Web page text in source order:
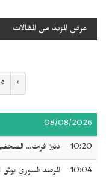
عرض المزيد من المقالات
٥ ›
08/08/2026
10:20 دنيز فرات...
10:04 المرصد السوري يوثق 11 جريمة قتل في أسبوع واحد